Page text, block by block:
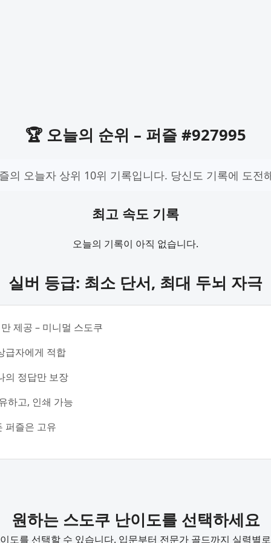
🏆 오늘의 순위 – 퍼즐 #927995
의 오늘자 상위 10위 기록입니다. 당신도 기록에 도전
최고 속도 기록
오늘의 기록이 아직 없습니다.
실버 등급: 최소 단서, 최대 두뇌 자극
제공 – 미니멀 스도쿠
급자에게 적합
의 정답만 보장
하고, 인쇄 가능
퍼즐은 고유
원하는 스도쿠 난이도를 선택하세요
도를 선택할 수 있습니다. 입문부터 전문가 골드까지 실력별